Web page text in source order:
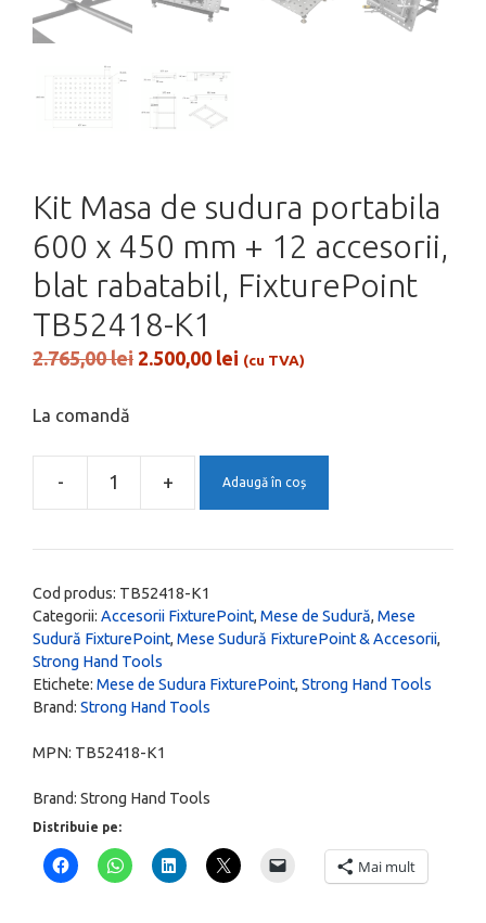
Kit Masa de sudura portabila
600 x 450 mm + 12 accesorii,
blat rabatabil, FixturePoint
TB52418-K1
2.765,00lei Prețul
2.765,00 lei.
2.500,00 lei Prețul
(cu TVA)
La comandă
-
Cantitate
Masa
de
sudura
portabila
x
+
accesorii,
blat
+ Adaugă în coș
Cod produs: TB52418-K1
Categorii: Accesorii FixturePoint, Mese de Sudură, Mese
Sudură FixturePoint, Mese Sudură FixturePoint & Accesorii,
Strong Hand Tools
Etichete: Mese de Sudura FixturePoint, Strong Hand Tools
Brand: Strong Hand Tools
MPN: TB52418-K1
Brand: Strong Hand Tools
Distribuie pe:
Mai mult